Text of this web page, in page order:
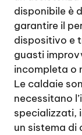
disponibile è
garantire il
dispositivo e
guasti
incompleta o
Le caldaie
necessitano
specializzati,
un sistema di